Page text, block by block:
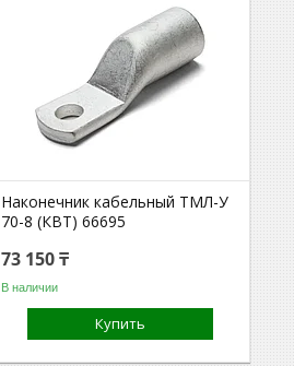
Наконечник кабельный ТМЛ-У
70-8 (КВТ) 66695
73 150 ₸
В наличии
Купить